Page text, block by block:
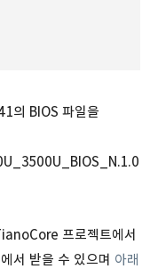
의 BIOS 파일을
프로젝트에서
서 받을 수 있으며 아래